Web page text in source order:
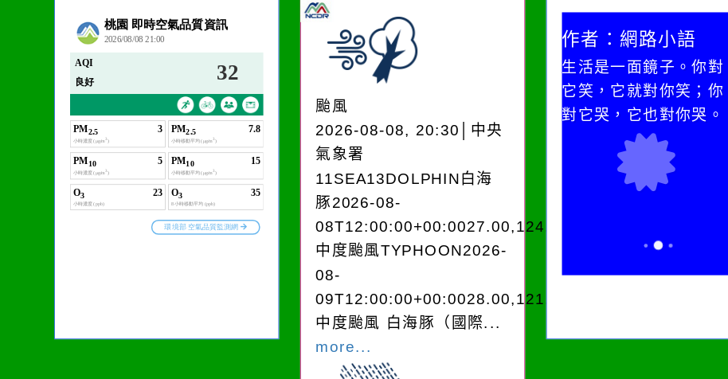
颱風
2026-08-08, 20:30│中央
氣象署
11SEA13DOLPHIN白海
豚2026-08-
08T12:00:00+00:0027.00,124.803545962250
中度颱風TYPHOON2026-
08-
09T12:00:00+00:0028.00,121.303038975220
中度颱風 白海豚（國際...
more...
在實現理想的路途中，
必須排除一切干擾，特
別是要看清那些美麗的
誘惑。
作者：網路小語
生活是一面鏡子。你對
作者：網路小語
一杯清水因滴入一滴污
水而變污濁，一杯污水
卻不會因一滴清水的存
在而變清澈。